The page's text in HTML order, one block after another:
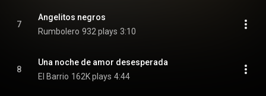
7
Angelitos negros
Rumbolero 932 plays 3:10
8
Una noche de amor desesperada
El Barrio 162K plays 4:44